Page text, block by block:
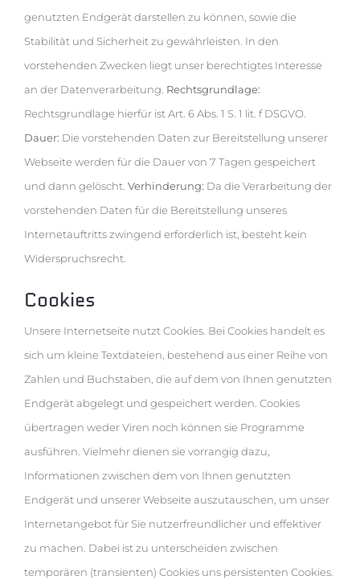
genutzten Endgerät darstellen zu können, sowie die
Stabilität und Sicherheit zu gewährleisten. In den
vorstehenden Zwecken liegt unser berechtigtes Interesse
an der Datenverarbeitung. Rechtsgrundlage:
Rechtsgrundlage hierfür ist Art. 6 Abs. 1 S. 1 lit. f DSGVO.
Dauer: Die vorstehenden Daten zur Bereitstellung unserer
Webseite werden für die Dauer von 7 Tagen gespeichert
und dann gelöscht. Verhinderung: Da die Verarbeitung der
vorstehenden Daten für die Bereitstellung unseres
Internetauftritts zwingend erforderlich ist, besteht kein
Widerspruchsrecht.
Cookies
Unsere Internetseite nutzt Cookies. Bei Cookies handelt es
sich um kleine Textdateien, bestehend aus einer Reihe von
Zahlen und Buchstaben, die auf dem von Ihnen genutzten
Endgerät abgelegt und gespeichert werden. Cookies
übertragen weder Viren noch können sie Programme
ausführen. Vielmehr dienen sie vorrangig dazu,
Informationen zwischen dem von Ihnen genutzten
Endgerät und unserer Webseite auszutauschen, um unser
Internetangebot für Sie nutzerfreundlicher und effektiver
zu machen. Dabei ist zu unterscheiden zwischen
temporären (transienten) Cookies uns persistenten Cookies.